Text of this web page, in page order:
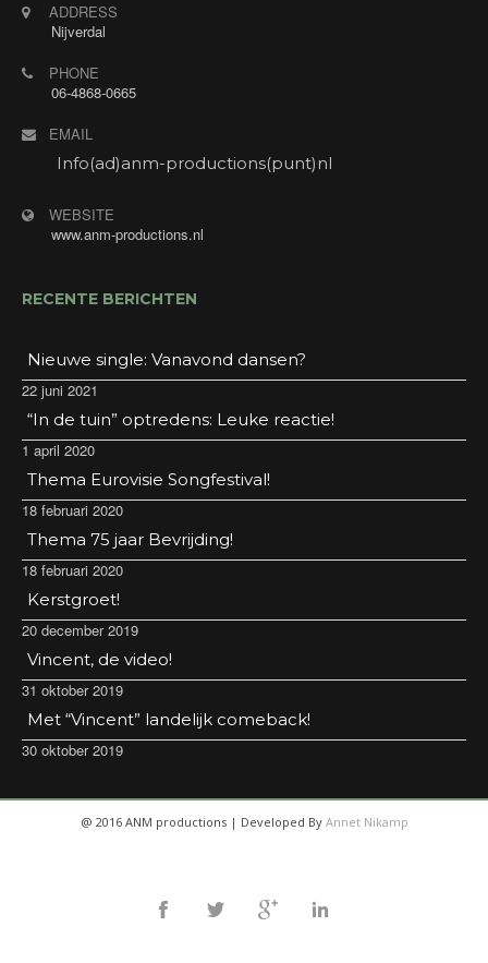
ADDRESS
Nijverdal
PHONE
06-4868-0665
EMAIL
Info(ad)anm-productions(punt)nl
WEBSITE
www.anm-productions.nl
RECENTE BERICHTEN
Nieuwe single: Vanavond dansen?
22 juni 2021
“In de tuin” optredens: Leuke reactie!
1 april 2020
Thema Eurovisie Songfestival!
18 februari 2020
Thema 75 jaar Bevrijding!
18 februari 2020
Kerstgroet!
20 december 2019
Vincent, de video!
31 oktober 2019
Met “Vincent” landelijk comeback!
30 oktober 2019
@ 2016 ANM productions | Developed By Annet Nikamp